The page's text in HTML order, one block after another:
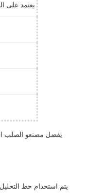
يعتمد على
يفضل مصنعو الصلب
يتم استخدام خط